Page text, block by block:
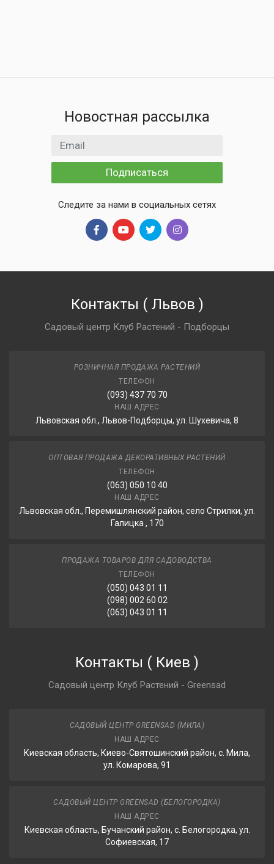
Новостная рассылка
Email адрес
Подписаться
Следите за нами в социальных сетях
Контакты ( Львов )
Садовый центр Клуб Растений - Подборцы
РОЗНИЧНАЯ ПРОДАЖА РАСТЕНИЙ
ТЕЛЕФОН
(093) 437 70 70
НАШ АДРЕС
Львовская обл., Львов-Подборцы, ул. Шухевича, 8
ОПТОВАЯ ПРОДАЖА ДЕКОРАТИВНЫХ РАСТЕНИЙ
ТЕЛЕФОН
(063) 050 10 40
НАШ АДРЕС
Львовская обл., Перемишлянский район, село Стрилки, ул.
Галицка , 170
ПРОДАЖА ТОВАРОВ ДЛЯ САДОВОДСТВА
ТЕЛЕФОН
(050) 043 01 11
(098) 002 60 02
(063) 043 01 11
Контакты ( Киев )
Садовый центр Клуб Растений - Greensad
САДОВЫЙ ЦЕНТР GREENSAD (МИЛА)
НАШ АДРЕС
Киевская область, Киево-Святошинский район, с. Мила,
ул. Комарова, 91
САДОВЫЙ ЦЕНТР GREENSAD (БЕЛОГОРОДКА)
НАШ АДРЕС
Киевская область, Бучанский район, с. Белогородка, ул.
Софиевская, 17